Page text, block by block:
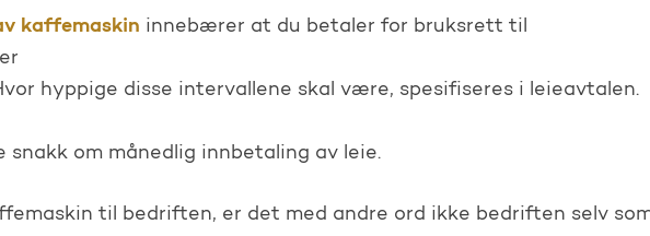
kaffemaskin innebærer at du betaler for bruksrett til
hyppige disse intervallene skal være, spesifiseres i leieavtalen.
om månedlig innbetaling av leie.
til bedriften, er det med andre ord ikke bedriften selv